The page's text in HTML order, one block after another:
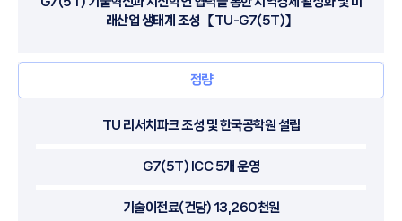
래산업 생태계 조성 【TU-G7(5T)】
정량
TU 리서치파크 조성 및 한국공학원 설립
G7(5T) ICC 5개 운영
기술이전료(건당) 13,260천원